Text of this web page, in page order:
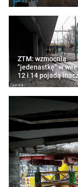
ZTM: wzmocnią
"jedenastkę" w
12 i 14 pojadą